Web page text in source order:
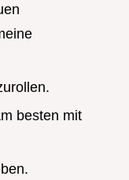
besten mit